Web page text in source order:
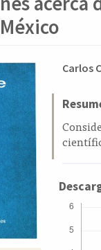
del
Carlos